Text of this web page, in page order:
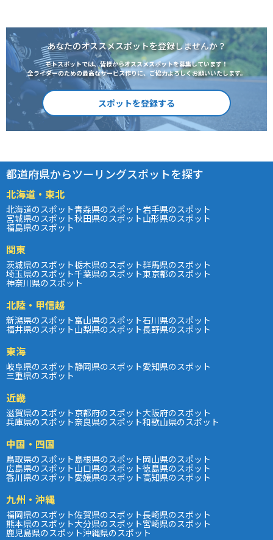
あなたのオススメスポットを登録しませんか？
モトスポットでは、皆様からオススメスポットを募集しています！
全ライダーのための最高なサービス作りに、ご協力よろしくお願いいたします。
スポットを登録する
都道府県からツーリングスポットを探す
北海道・東北
北海道のスポット青森県のスポット岩手県のスポット
宮城県のスポット秋田県のスポット山形県のスポット
福島県のスポット
関東
茨城県のスポット栃木県のスポット群馬県のスポット
埼玉県のスポット千葉県のスポット東京都のスポット
神奈川県のスポット
北陸・甲信越
新潟県のスポット富山県のスポット石川県のスポット
福井県のスポット山梨県のスポット長野県のスポット
東海
岐阜県のスポット静岡県のスポット愛知県のスポット
三重県のスポット
近畿
滋賀県のスポット京都府のスポット大阪府のスポット
兵庫県のスポット奈良県のスポット和歌山県のスポット
中国・四国
鳥取県のスポット島根県のスポット岡山県のスポット
広島県のスポット山口県のスポット徳島県のスポット
香川県のスポット愛媛県のスポット高知県のスポット
九州・沖縄
福岡県のスポット佐賀県のスポット長崎県のスポット
熊本県のスポット大分県のスポット宮崎県のスポット
鹿児島県のスポット沖縄県のスポット